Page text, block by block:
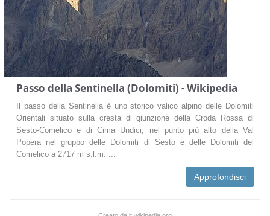
Passo della Sentinella (Dolomiti) - Wikipedia
Il passo della Sentinella è uno storico valico alpino delle Dolomiti
Orientali situato sulla cresta di giunzione della Croda Rossa di
Sesto-Comelico e di Cima Undici, nel punto più alto della Val
Popera nel gruppo delle Dolomiti di Sesto e delle Dolomiti del
Comelico a 2717 m s.l.m. ...
Approfondisci